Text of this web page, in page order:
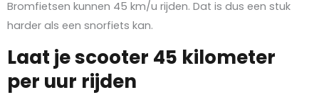
Bromfietsen kunnen 45 km/u rijden. Dat is dus een stuk
harder als een snorfiets kan.
Laat je scooter 45 kilometer
per uur rijden